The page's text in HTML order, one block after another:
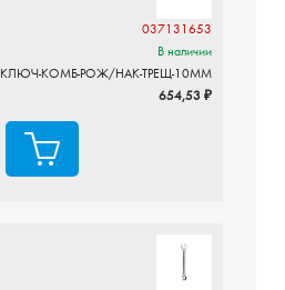
037131653
В наличии
КЛЮЧ-КОМБ-РОЖ/НАК-ТРЕЩ-10ММ
654,53 ₽